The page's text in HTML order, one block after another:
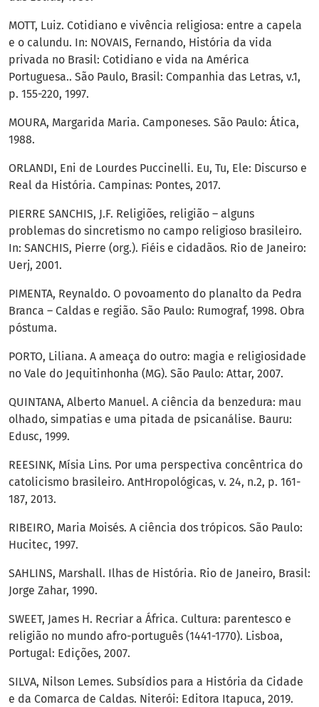
MOTT, Luiz. Cotidiano e vivência religiosa: entre a capela
e o calundu. In: NOVAIS, Fernando, História da vida
privada no Brasil: Cotidiano e vida na América
Portuguesa.. São Paulo, Brasil: Companhia das Letras, v.1,
p. 155-220, 1997.
MOURA, Margarida Maria. Camponeses. São Paulo: Ática,
1988.
ORLANDI, Eni de Lourdes Puccinelli. Eu, Tu, Ele: Discurso e
Real da História. Campinas: Pontes, 2017.
PIERRE SANCHIS, J.F. Religiões, religião – alguns
problemas do sincretismo no campo religioso brasileiro.
In: SANCHIS, Pierre (org.). Fiéis e cidadãos. Rio de Janeiro:
Uerj, 2001.
PIMENTA, Reynaldo. O povoamento do planalto da Pedra
Branca – Caldas e região. São Paulo: Rumograf, 1998. Obra
póstuma.
PORTO, Liliana. A ameaça do outro: magia e religiosidade
no Vale do Jequitinhonha (MG). São Paulo: Attar, 2007.
QUINTANA, Alberto Manuel. A ciência da benzedura: mau
olhado, simpatias e uma pitada de psicanálise. Bauru:
Edusc, 1999.
REESINK, Mísia Lins. Por uma perspectiva concêntrica do
catolicismo brasileiro. AntHropológicas, v. 24, n.2, p. 161-
187, 2013.
RIBEIRO, Maria Moisés. A ciência dos trópicos. São Paulo:
Hucitec, 1997.
SAHLINS, Marshall. Ilhas de História. Rio de Janeiro, Brasil:
Jorge Zahar, 1990.
SWEET, James H. Recriar a África. Cultura: parentesco e
religião no mundo afro-português (1441-1770). Lisboa,
Portugal: Edições, 2007.
SILVA, Nilson Lemes. Subsídios para a História da Cidade
e da Comarca de Caldas. Niterói: Editora Itapuca, 2019.